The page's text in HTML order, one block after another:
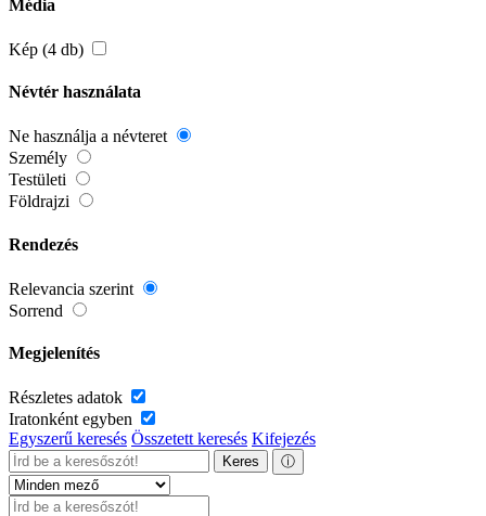
Média
Kép (4 db)
Névtér használata
Ne használja a névteret
Személy
Testületi
Földrajzi
Rendezés
Relevancia szerint
Sorrend
Megjelenítés
Részletes adatok
Iratonként egyben
Egyszerű keresés Összetett keresés Kifejezés
Keres ⓘ